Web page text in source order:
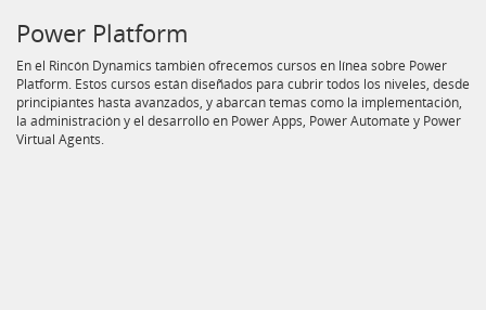
Power Platform
En el Rincón Dynamics también ofrecemos cursos en línea sobre Power
Platform. Estos cursos están diseñados para cubrir todos los niveles, desde
principiantes hasta avanzados, y abarcan temas como la implementación,
la administración y el desarrollo en Power Apps, Power Automate y Power
Virtual Agents.